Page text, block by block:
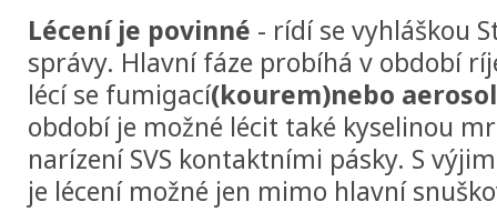
Lécení je povinné - rídí se vyhláškou
správy. Hlavní fáze probíhá v období
lécí se fumigací(kourem)nebo
období je možné lécit také kyselinou
narízení SVS kontaktními pásky. S
je lécení možné jen mimo hlavní